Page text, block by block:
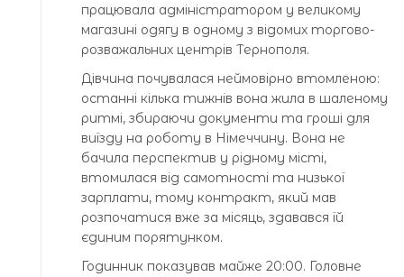
працювала адміністратором у великому
магазині одягу в одному з відомих торгово-
розважальних центрів Тернополя.
Дівчина почувалася неймовірно втомленою:
останні кілька тижнів вона жила в шаленому
ритмі, збираючи документи та гроші для
виїзду на роботу в Німеччину. Вона не
бачила перспектив у рідному місті,
втомилася від самотності та низької
зарплати, тому контракт, який мав
розпочатися вже за місяць, здавався їй
єдиним порятунком.
Годинник показував майже 20:00. Головне